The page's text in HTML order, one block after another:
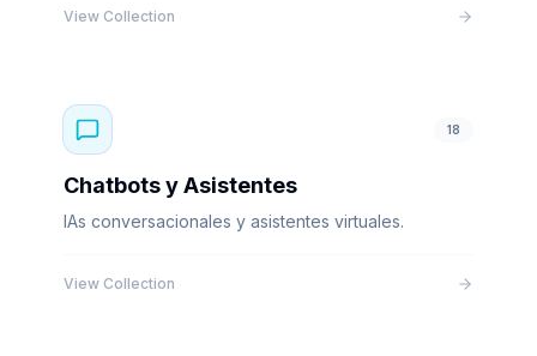
View Collection
18
Chatbots y Asistentes
IAs conversacionales y asistentes virtuales.
View Collection